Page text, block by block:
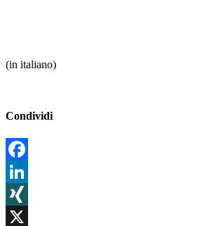
(in italiano)
Condividi
Facebook
LinkedIn
XING